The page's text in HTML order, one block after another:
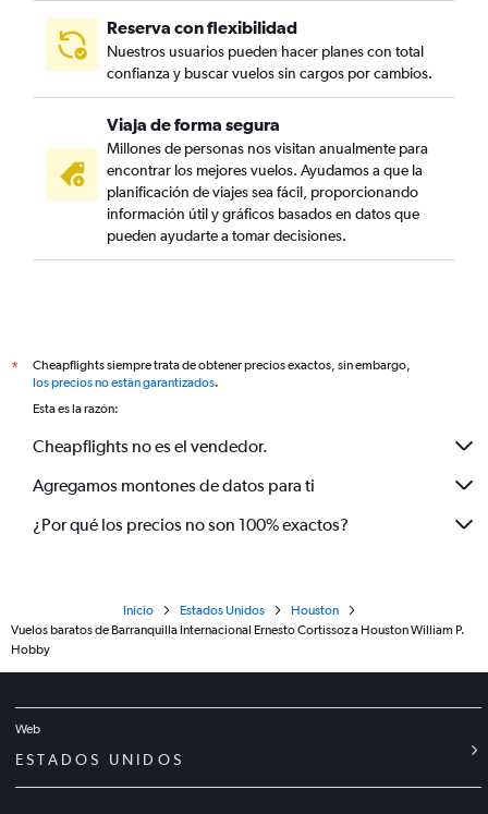
Reserva con flexibilidad
Nuestros usuarios pueden hacer planes con total
confianza y buscar vuelos sin cargos por cambios.
Viaja de forma segura
Millones de personas nos visitan anualmente para
encontrar los mejores vuelos. Ayudamos a que la
planificación de viajes sea fácil, proporcionando
información útil y gráficos basados en datos que
pueden ayudarte a tomar decisiones.
*
Cheapflights siempre trata de obtener precios exactos, sin embargo,
los precios no están garantizados.
Esta es la razón:
Cheapflights no es el vendedor.
Agregamos montones de datos para ti
¿Por qué los precios no son 100% exactos?
Inicio Estados Unidos
Houston
Vuelos baratos de Barranquilla Internacional Ernesto Cortissoz a Houston William P.
Hobby
Web
ESTADOS UNIDOS